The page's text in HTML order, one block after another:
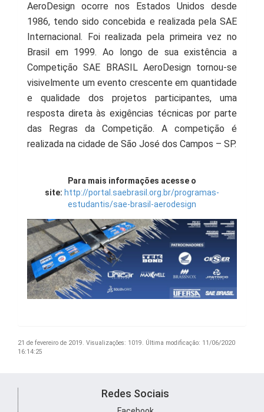
AeroDesign ocorre nos Estados Unidos desde
1986, tendo sido concebida e realizada pela SAE
Internacional. Foi realizada pela primeira vez no
Brasil em 1999. Ao longo de sua existência a
Competição SAE BRASIL AeroDesign tornou-se
visivelmente um evento crescente em quantidade
e qualidade dos projetos participantes, uma
resposta direta às exigências técnicas por parte
das Regras da Competição. A competição é
realizada na cidade de São José dos Campos – SP.
Para mais informações acesse o
site: http://portal.saebrasil.org.br/programas-
estudantis/sae-brasil-aerodesign
21 de fevereiro de 2019. Visualizações: 1019. Última modificação: 11/06/2020
16:14:25
Redes Sociais